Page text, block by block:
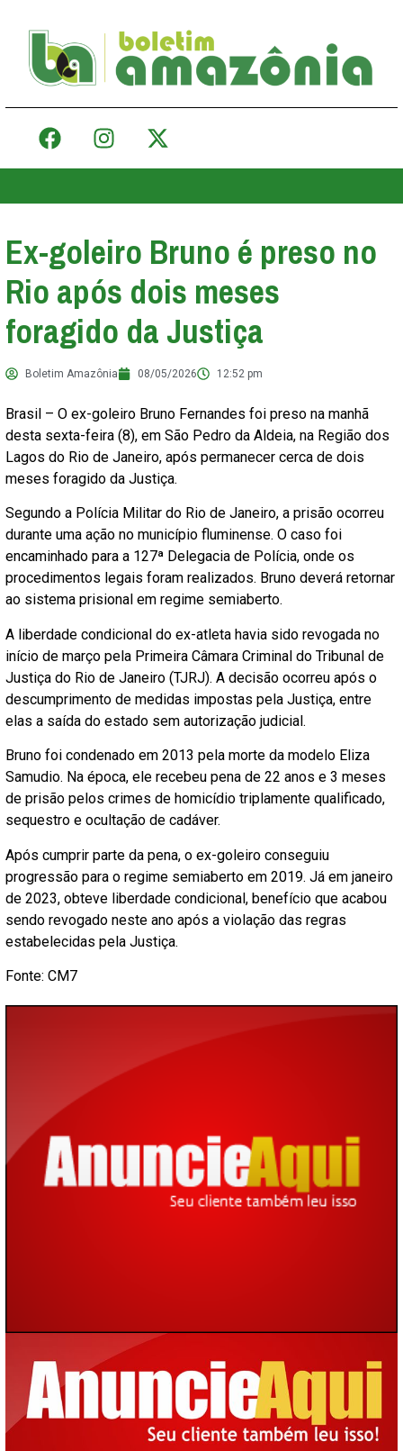
Ex-goleiro Bruno é preso no
Rio após dois meses
foragido da Justiça
Boletim Amazônia 08/05/2026 12:52 pm
Brasil – O ex-goleiro Bruno Fernandes foi preso na manhã
desta sexta-feira (8), em São Pedro da Aldeia, na Região dos
Lagos do Rio de Janeiro, após permanecer cerca de dois
meses foragido da Justiça.
Segundo a Polícia Militar do Rio de Janeiro, a prisão ocorreu
durante uma ação no município fluminense. O caso foi
encaminhado para a 127ª Delegacia de Polícia, onde os
procedimentos legais foram realizados. Bruno deverá retornar
ao sistema prisional em regime semiaberto.
A liberdade condicional do ex-atleta havia sido revogada no
início de março pela Primeira Câmara Criminal do Tribunal de
Justiça do Rio de Janeiro (TJRJ). A decisão ocorreu após o
descumprimento de medidas impostas pela Justiça, entre
elas a saída do estado sem autorização judicial.
Bruno foi condenado em 2013 pela morte da modelo Eliza
Samudio. Na época, ele recebeu pena de 22 anos e 3 meses
de prisão pelos crimes de homicídio triplamente qualificado,
sequestro e ocultação de cadáver.
Após cumprir parte da pena, o ex-goleiro conseguiu
progressão para o regime semiaberto em 2019. Já em janeiro
de 2023, obteve liberdade condicional, benefício que acabou
sendo revogado neste ano após a violação das regras
estabelecidas pela Justiça.
Fonte: CM7